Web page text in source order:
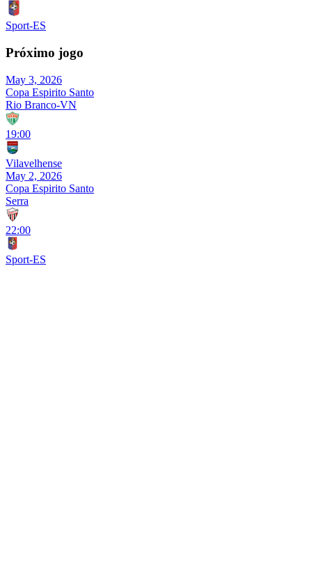
Sport-ES
Próximo jogo
May 3, 2026
Copa Espirito Santo
Rio Branco-VN
19:00
Vilavelhense
May 2, 2026
Copa Espirito Santo
Serra
22:00
Sport-ES